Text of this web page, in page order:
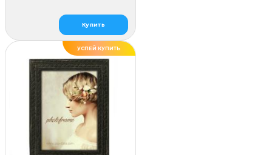
Купить
УСПЕЙ КУПИТЬ